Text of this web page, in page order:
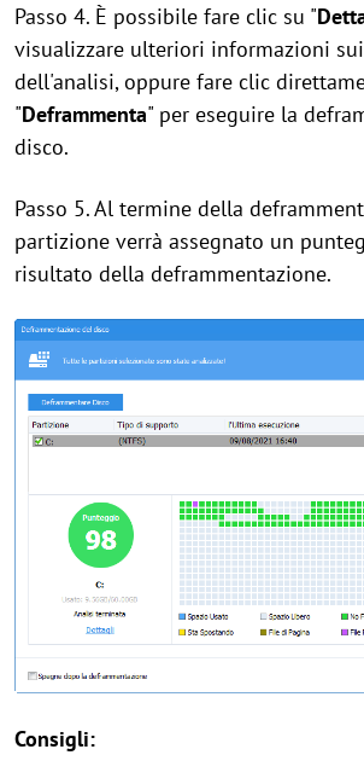
Passo 4. È possibile fare clic su "
visualizzare ulteriori informazioni
dell'analisi, oppure fare clic
"Deframmenta" per eseguire la
disco.
Passo 5. Al termine della
partizione verrà assegnato un
risultato della deframmentazione.
Consigli: